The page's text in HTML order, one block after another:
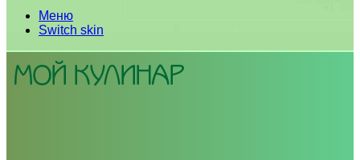
Меню
Switch skin